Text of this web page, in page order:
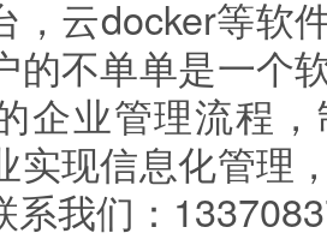
，云docker等软
的不单单是一个
企业管理流程
实现信息化管理
系我们：